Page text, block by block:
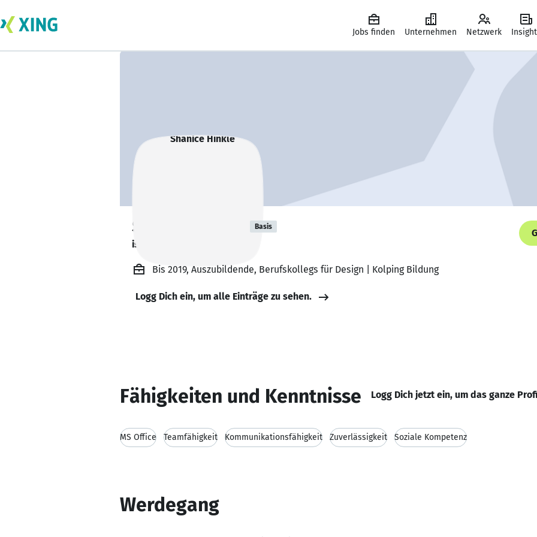
Jobs finden Unternehmen Netzwerk
Shanice Hinkle Basis
ist im Praxissemester. 💼
Bis 2019, Auszubildende, Berufskollegs für Design | Kolping Bildung
Logg Dich ein, um alle Einträge zu sehen.
Fähigkeiten und Kenntnisse Logg Dich jetzt ein, um das ganze
MS Office Teamfähigkeit Kommunikationsfähigkeit Zuverlässigkeit Soziale Kompetenz
Werdegang